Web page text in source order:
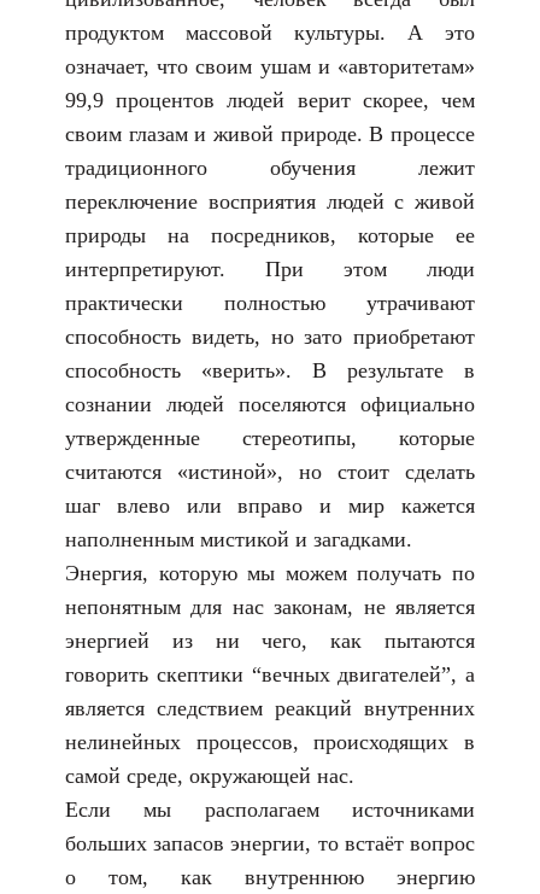
продуктом массовой культуры. А это
означает, что своим ушам и «авторитетам»
99,9 процентов людей верит скорее, чем
своим глазам и живой природе. В процессе
традиционного обучения лежит
переключение восприятия людей с живой
природы на посредников, которые ее
интерпретируют. При этом люди
практически полностью утрачивают
способность видеть, но зато приобретают
способность «верить». В результате в
сознании людей поселяются официально
утвержденные стереотипы, которые
считаются «истиной», но стоит сделать
шаг влево или вправо и мир кажется
наполненным мистикой и загадками.
Энергия, которую мы можем получать по
непонятным для нас законам, не является
энергией из ни чего, как пытаются
говорить скептики “вечных двигателей”, а
является следствием реакций внутренних
нелинейных процессов, происходящих в
самой среде, окружающей нас.
Если мы располагаем источниками
больших запасов энергии, то встаёт вопрос
о том, как внутреннюю энергию